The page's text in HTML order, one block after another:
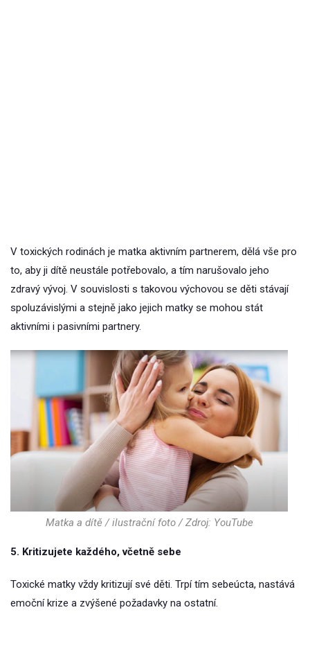
V toxických rodinách je matka aktivním partnerem, dělá vše pro
to, aby ji dítě neustále potřebovalo, a tím narušovalo jeho
zdravý vývoj. V souvislosti s takovou výchovou se děti stávají
spoluzávislými a stejně jako jejich matky se mohou stát
aktivními i pasivními partnery.
Matka a dítě / ilustrační foto / Zdroj: YouTube
5. Kritizujete každého, včetně sebe
Toxické matky vždy kritizují své děti. Trpí tím sebeúcta, nastává
emoční krize a zvýšené požadavky na ostatní.